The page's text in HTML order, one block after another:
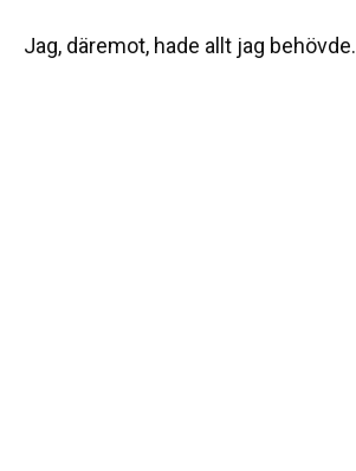
Jag, däremot, hade allt jag behövde.